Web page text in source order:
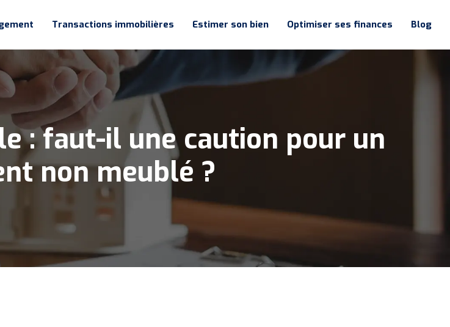
Transactions immobilières Estimer son bien Optimiser ses finances Blog
: faut-il une caution pour un
non meublé ?